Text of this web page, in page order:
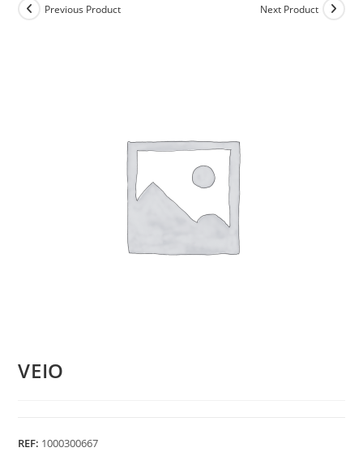
Previous Product Next Product
VEIO
REF: 1000300667